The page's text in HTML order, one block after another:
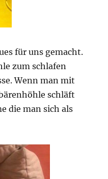
für uns gemacht.
zum schlafen
Wenn man mit
schläft
die man sich als